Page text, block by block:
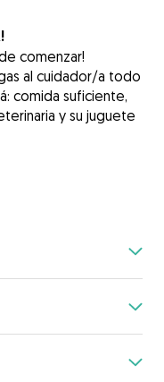
comenzar!
al cuidador/a todo
comida suficiente,
y su juguete